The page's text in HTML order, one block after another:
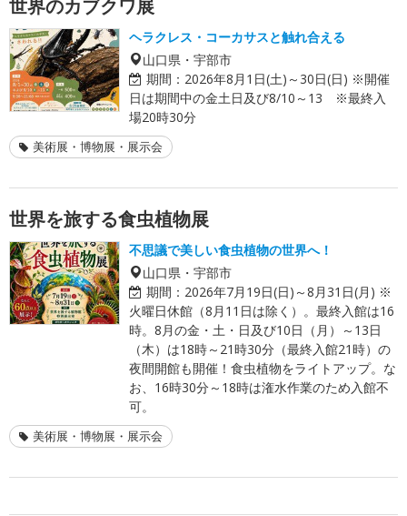
世界のカブクワ展
ヘラクレス・コーカサスと触れ合える
山口県・宇部市
期間： 2026年8月1日(土)～30日(日) ※開催
日は期間中の金土日及び8/10～13 ※最終入
場20時30分
美術展・博物展・展示会
世界を旅する食虫植物展
不思議で美しい食虫植物の世界へ！
山口県・宇部市
期間： 2026年7月19日(日)～8月31日(月) ※
火曜日休館（8月11日は除く）。最終入館は16
時。8月の金・土・日及び10日（月）～13日
（木）は18時～21時30分（最終入館21時）の
夜間開館も開催！食虫植物をライトアップ。な
お、16時30分～18時は潅水作業のため入館不
可。
美術展・博物展・展示会